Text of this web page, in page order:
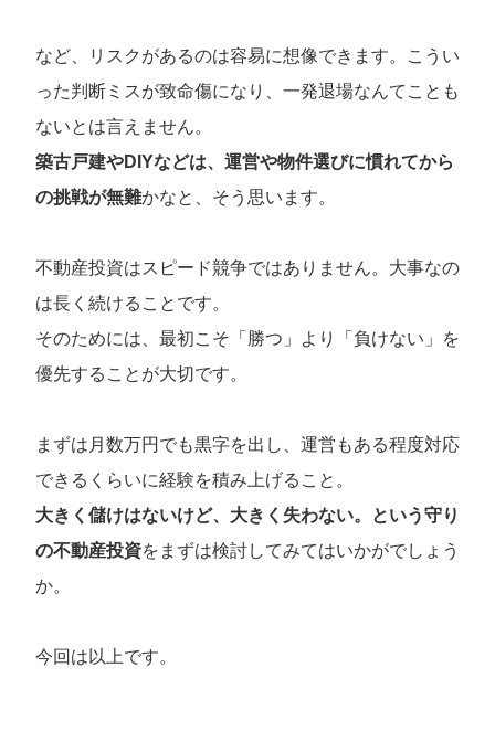
など、リスクがあるのは容易に想像できます。こうい
った判断ミスが致命傷になり、一発退場なんてことも
ないとは言えません。
築古戸建やDIYなどは、運営や物件選びに慣れてから
の挑戦が無難かなと、そう思います。
不動産投資はスピード競争ではありません。大事なの
は長く続けることです。
そのためには、最初こそ「勝つ」より「負けない」を
優先することが大切です。
まずは月数万円でも黒字を出し、運営もある程度対応
できるくらいに経験を積み上げること。
大きく儲けはないけど、大きく失わない。という守り
の不動産投資をまずは検討してみてはいかがでしょう
か。
今回は以上です。